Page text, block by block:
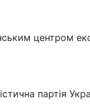
центром
партія